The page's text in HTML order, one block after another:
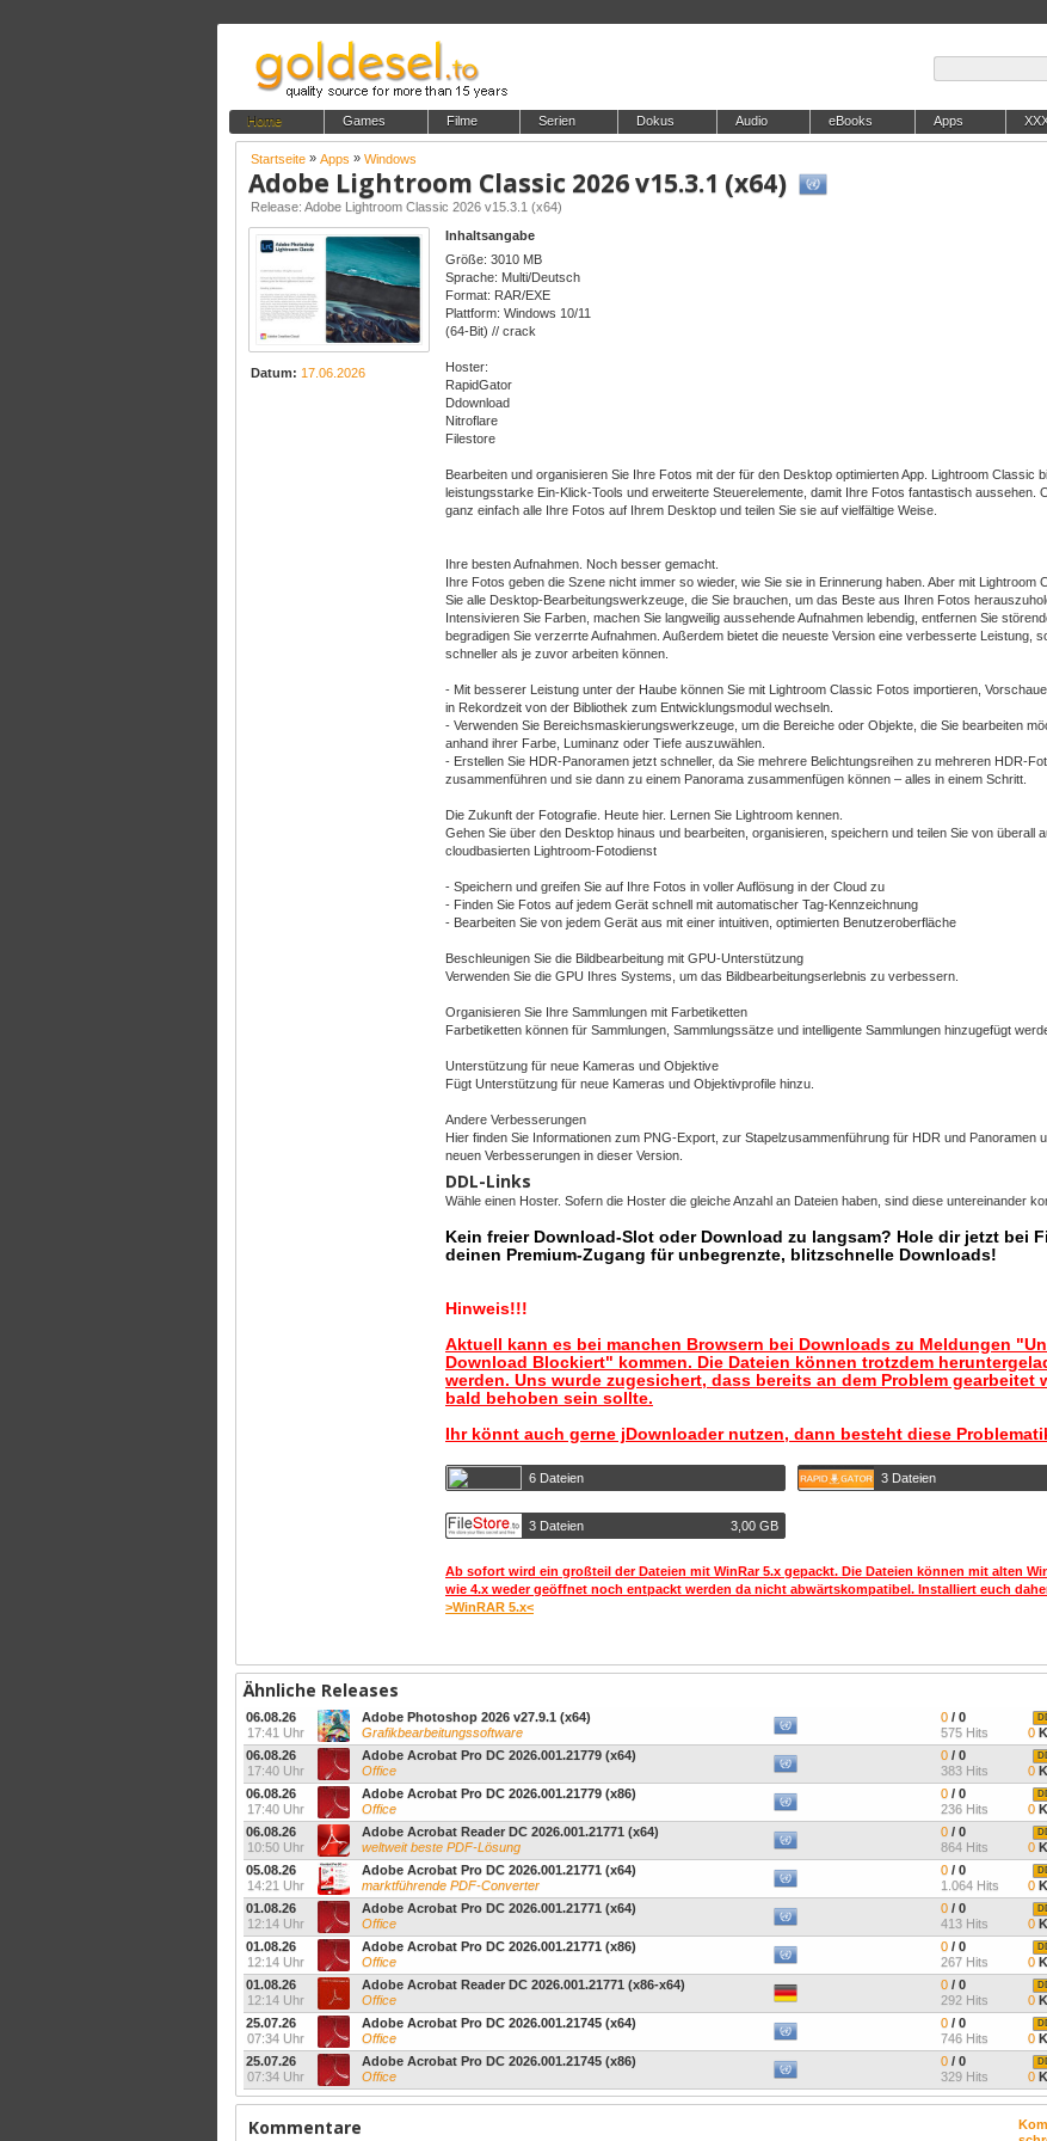
Home Games Filme Serien Dokus Audio eBooks Apps
Startseite » Apps » Windows
Adobe Lightroom Classic 2026 v15.3.1 (x64)
Release: Adobe Lightroom Classic 2026 v15.3.1 (x64)
Datum: 17.06.2026
Inhaltsangabe
Größe: 3010 MB
Sprache: Multi/Deutsch
Format: RAR/EXE
Plattform: Windows 10/11
(64-Bit) // crack
Hoster:
RapidGator
Ddownload
Nitroflare
Filestore
Bearbeiten und organisieren Sie Ihre Fotos mit der für den Desktop optimierten App. Lightroom Classic
leistungsstarke Ein-Klick-Tools und erweiterte Steuerelemente, damit Ihre Fotos fantastisch aussehen.
ganz einfach alle Ihre Fotos auf Ihrem Desktop und teilen Sie sie auf vielfältige Weise.
Ihre besten Aufnahmen. Noch besser gemacht.
Ihre Fotos geben die Szene nicht immer so wieder, wie Sie sie in Erinnerung haben. Aber mit Lightroom
Sie alle Desktop-Bearbeitungswerkzeuge, die Sie brauchen, um das Beste aus Ihren Fotos
Intensivieren Sie Farben, machen Sie langweilig aussehende Aufnahmen lebendig, entfernen Sie
begradigen Sie verzerrte Aufnahmen. Außerdem bietet die neueste Version eine verbesserte Leistung,
schneller als je zuvor arbeiten können.
- Mit besserer Leistung unter der Haube können Sie mit Lightroom Classic Fotos importieren,
in Rekordzeit von der Bibliothek zum Entwicklungsmodul wechseln.
- Verwenden Sie Bereichsmaskierungswerkzeuge, um die Bereiche oder Objekte, die Sie bearbeiten
anhand ihrer Farbe, Luminanz oder Tiefe auszuwählen.
- Erstellen Sie HDR-Panoramen jetzt schneller, da Sie mehrere Belichtungsreihen zu mehreren HDR-
zusammenführen und sie dann zu einem Panorama zusammenfügen können – alles in einem Schritt.
Die Zukunft der Fotografie. Heute hier. Lernen Sie Lightroom kennen.
Gehen Sie über den Desktop hinaus und bearbeiten, organisieren, speichern und teilen Sie von überall
cloudbasierten Lightroom-Fotodienst
- Speichern und greifen Sie auf Ihre Fotos in voller Auflösung in der Cloud zu
- Finden Sie Fotos auf jedem Gerät schnell mit automatischer Tag-Kennzeichnung
- Bearbeiten Sie von jedem Gerät aus mit einer intuitiven, optimierten Benutzeroberfläche
Beschleunigen Sie die Bildbearbeitung mit GPU-Unterstützung
Verwenden Sie die GPU Ihres Systems, um das Bildbearbeitungserlebnis zu verbessern.
Organisieren Sie Ihre Sammlungen mit Farbetiketten
Farbetiketten können für Sammlungen, Sammlungssätze und intelligente Sammlungen hinzugefügt
Unterstützung für neue Kameras und Objektive
Fügt Unterstützung für neue Kameras und Objektivprofile hinzu.
Andere Verbesserungen
Hier finden Sie Informationen zum PNG-Export, zur Stapelzusammenführung für HDR und Panoramen
neuen Verbesserungen in dieser Version.
DDL-Links
Wähle einen Hoster. Sofern die Hoster die gleiche Anzahl an Dateien haben, sind diese untereinander
Kein freier Download-Slot oder Download zu langsam? Hole dir jetzt bei
deinen Premium-Zugang für unbegrenzte, blitzschnelle Downloads!
Hinweis!!!
Aktuell kann es bei manchen Browsern bei Downloads zu Meldungen
Download Blockiert" kommen. Die Dateien können trotzdem
werden. Uns wurde zugesichert, dass bereits an dem Problem gearbeitet
bald behoben sein sollte.
Ihr könnt auch gerne jDownloader nutzen, dann besteht diese
6 Dateien 3 Dateien
3 Dateien 3,00 GB
Ab sofort wird ein großteil der Dateien mit WinRar 5.x gepackt. Die Dateien können mit alten
wie 4.x weder geöffnet noch entpackt werden da nicht abwärtskompatibel. Installiert euch
>WinRAR 5.x<
Ähnliche Releases
06.08.26
17:41 Uhr
Adobe Photoshop 2026 v27.9.1 (x64)
Grafikbearbeitungssoftware
0 / 0
575 Hits
0
06.08.26
17:40 Uhr
Adobe Acrobat Pro DC 2026.001.21779 (x64)
Office
0 / 0
383 Hits
0
06.08.26
17:40 Uhr
Adobe Acrobat Pro DC 2026.001.21779 (x86)
Office
0 / 0
236 Hits
0
06.08.26
10:50 Uhr
Adobe Acrobat Reader DC 2026.001.21771 (x64)
weltweit beste PDF-Lösung
0 / 0
864 Hits
0
05.08.26
14:21 Uhr
Adobe Acrobat Pro DC 2026.001.21771 (x64)
marktführende PDF-Converter
0 / 0
1.064 Hits
0
01.08.26
12:14 Uhr
Adobe Acrobat Pro DC 2026.001.21771 (x64)
Office
0 / 0
413 Hits
0
01.08.26
12:14 Uhr
Adobe Acrobat Pro DC 2026.001.21771 (x86)
Office
0 / 0
267 Hits
0
01.08.26
12:14 Uhr
Adobe Acrobat Reader DC 2026.001.21771 (x86-x64)
Office
0 / 0
292 Hits
0
25.07.26
07:34 Uhr
Adobe Acrobat Pro DC 2026.001.21745 (x64)
Office
0 / 0
746 Hits
0
25.07.26
07:34 Uhr
Adobe Acrobat Pro DC 2026.001.21745 (x86)
Office
0 / 0
329 Hits
0
Kommentare